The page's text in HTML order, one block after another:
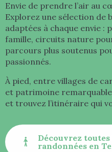
Envie de prendre l’air au
Explorez une sélection de
adaptées à chaque envie :
famille, circuits nature
parcours plus soutenus
passionnés.
À pied, entre villages de
et patrimoine
et trouvez l’itinéraire qui
Découvrez toutes
randonnées en